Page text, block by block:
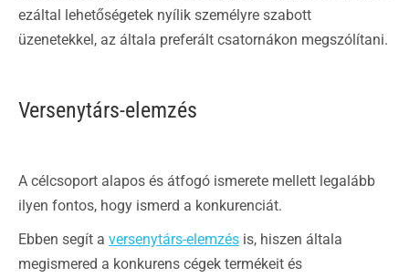
ezáltal lehetőségetek nyílik személyre szabott
üzenetekkel, az általa preferált csatornákon megszólítani.
Versenytárs-elemzés
A célcsoport alapos és átfogó ismerete mellett legalább
ilyen fontos, hogy ismerd a konkurenciát.
Ebben segít a versenytárs-elemzés is, hiszen általa
megismered a konkurens cégek termékeit és